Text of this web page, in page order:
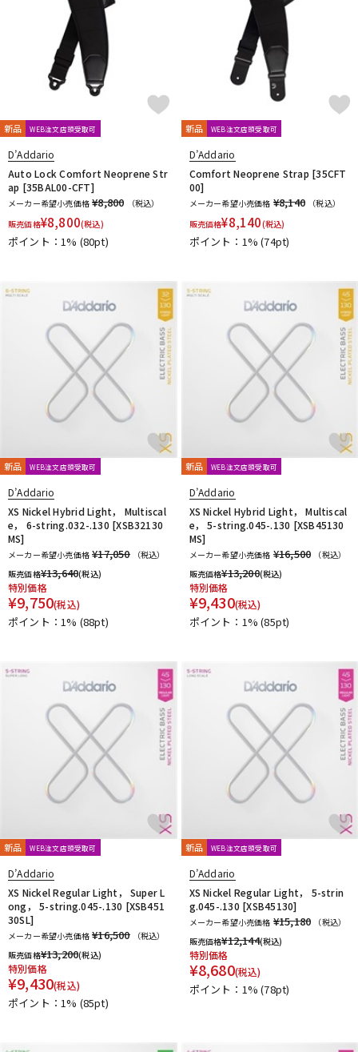
新品 WEB注文店頭受取可
D’Addario
Auto Lock Comfort Neoprene Str
ap [35BAL00-CFT]
メーカー希望小売価格 ¥8,800
（税込）
販売価格¥8,800(税込)
ポイント：1% (80pt)
新品 WEB注文店頭受取可
D’Addario
Comfort Neoprene Strap [35CFT
00]
メーカー希望小売価格 ¥8,140
（税込）
販売価格¥8,140(税込)
ポイント：1%(74pt)
新品 WEB注文店頭受取可
D’Addario
XS Nickel Hybrid Light， Multiscal
e， 6-string.032-.130 [XSB32130
MS]
メーカー希望小売価格 ¥17,050
（税込）
販売価格¥13,640(税込)
特別価格
¥9,750(税込)
ポイント：1% (88pt)
新品 WEB注文店頭受取可
D’Addario
XS Nickel Hybrid Light， Multiscal
e， 5-string.045-.130 [XSB45130
MS]
メーカー希望小売価格 ¥16,500
（税込）
販売価格¥13,200(税込)
特別価格
¥9,430(税込)
ポイント：1%(85pt)
新品 WEB注文店頭受取可
D’Addario
XS Nickel Regular Light， Super L
ong， 5-string.045-.130 [XSB451
30SL]
メーカー希望小売価格 ¥16,500
（税込）
販売価格¥13,200(税込)
特別価格
¥9,430(税込)
ポイント：1% (85pt)
新品 WEB注文店頭受取可
D’Addario
XS Nickel Regular Light， 5-strin
g.045-.130 [XSB45130]
メーカー希望小売価格 ¥15,180
（税込）
販売価格¥12,144(税込)
特別価格
¥8,680(税込)
ポイント：1%(78pt)